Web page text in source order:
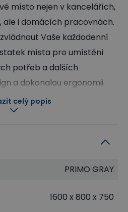
místo nejen v kancelářích,
ale i domácích pracovnách.
Vaše každodenní
místa pro umístění
potřeb a dalších
a dokonalou ergonomii
dřevotříska, olepena
i každodenní zátěži.
celý popis
PRIMO GRAY
1600 x 800 x 750